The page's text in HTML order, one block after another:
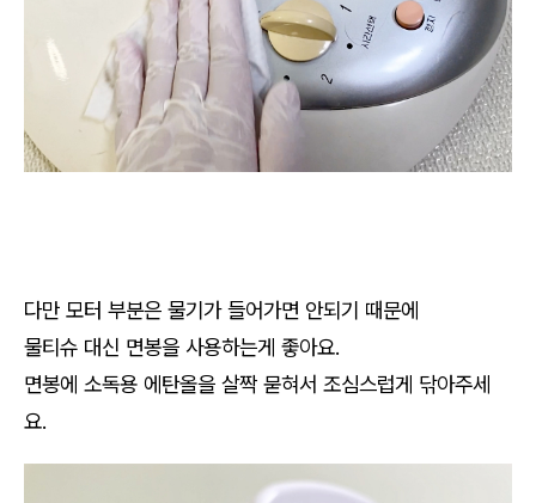
다만 모터 부분은 물기가 들어가면 안되기 때문에
물티슈 대신 면봉을 사용하는게 좋아요.
면봉에 소독용 에탄올을 살짝 묻혀서 조심스럽게 닦아주세
요.